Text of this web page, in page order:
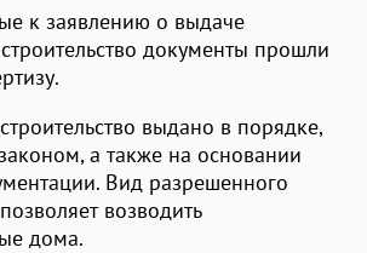
к заявлению о выдаче
документы прошли
выдано в порядке,
а также на основании
Вид разрешенного
возводить
дома.